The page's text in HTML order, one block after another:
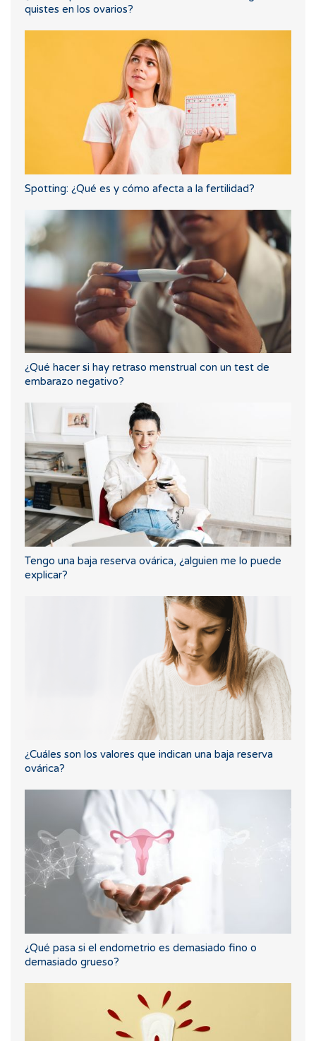
quistes en los ovarios?
Spotting: ¿Qué es y cómo afecta a la fertilidad?
¿Qué hacer si hay retraso menstrual con un test de
embarazo negativo?
Tengo una baja reserva ovárica, ¿alguien me lo puede
explicar?
¿Cuáles son los valores que indican una baja reserva
ovárica?
¿Qué pasa si el endometrio es demasiado fino o
demasiado grueso?